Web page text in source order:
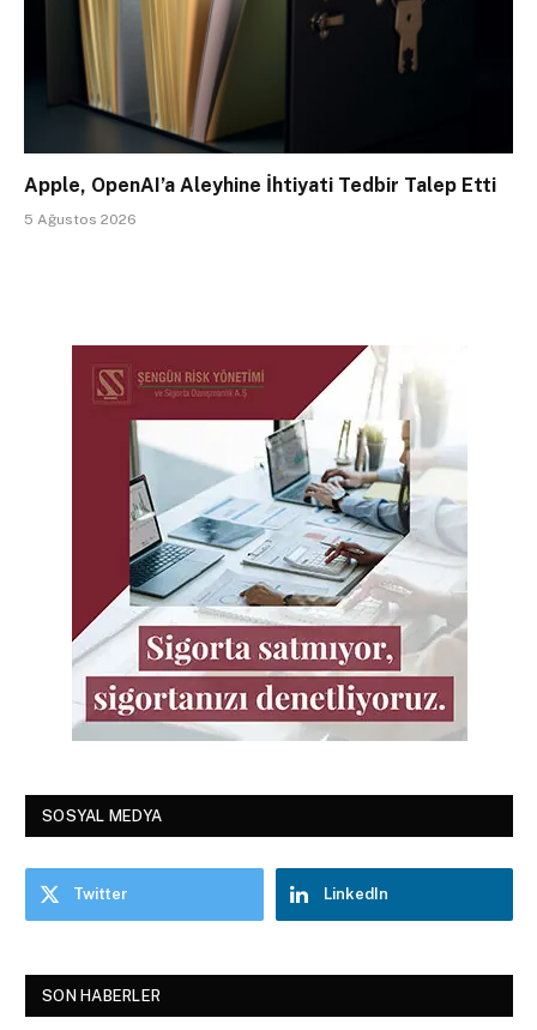
Apple, OpenAI’a Aleyhine İhtiyati Tedbir Talep Etti
5 Ağustos 2026
SOSYAL MEDYA
Twitter LinkedIn
SON HABERLER